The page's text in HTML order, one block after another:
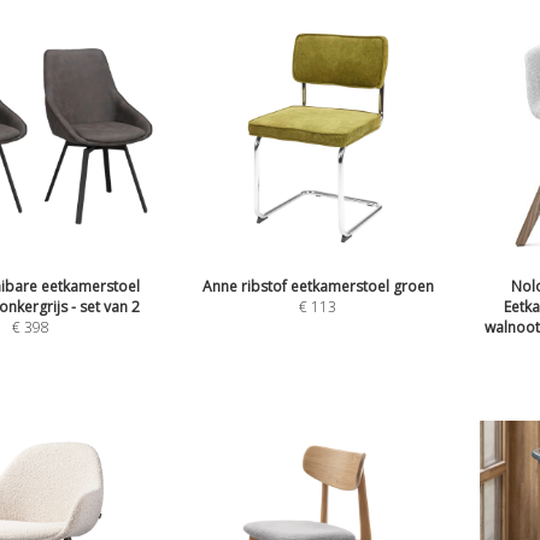
eetkamerstoel
- set van 2
€398
Anne ribstof eetkamerstoel groen
€ 113